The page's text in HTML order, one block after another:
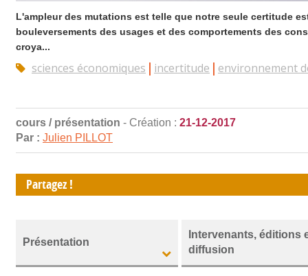
L'ampleur des mutations est telle que notre seule certitude
bouleversements des usages et des comportements des
croya...
sciences économiques incertitude environnement
cours / présentation - Création : 21-12-2017
Par : Julien PILLOT
Partagez !
Présentation
Intervenants, éditions
diffusion